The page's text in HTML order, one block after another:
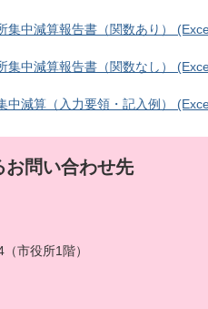
集中減算報告書（関数あり）
集中減算報告書（関数なし）
中減算（入力要領・記入例）
お問い合わせ先
市役所1階）